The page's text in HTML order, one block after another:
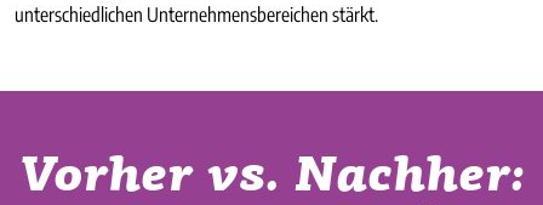
unterschiedlichen Unternehmensbereichen stärkt.
Vorher vs. Nachher: